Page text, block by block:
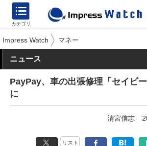
カテゴリ
Impress Watch マネー
ニュース
PayPay、車の出張修理「セイビ
に
清宮信志
リスト